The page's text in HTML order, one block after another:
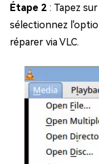
Étape 2 : Tapez
sélectionnez
réparer via VLC.